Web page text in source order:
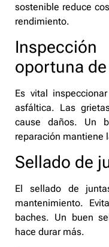
sostenible reduce
rendimiento.
oportuna
Es vital
asfáltica. Las
cause daños. Un
reparación mantiene
Sellado de
El sellado de
mantenimiento.
baches. Un buen
hace durar más.